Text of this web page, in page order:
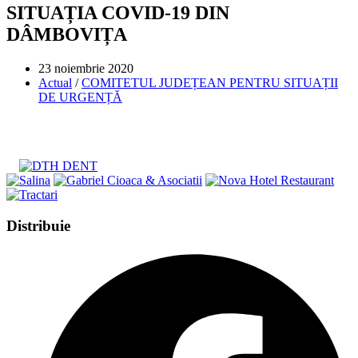
SITUAȚIA COVID-19 DIN
DÂMBOVIȚA
Post
published:
23 noiembrie 2020
Post
category:
Actual / COMITETUL JUDEȚEAN PENTRU SITUAȚII
DE URGENȚĂ
DistribuieShare
window